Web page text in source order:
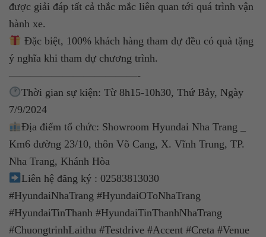
được giải đáp tất cả thắc mắc liên quan tới quá trình vận
hành xe.
Đặc biệt, 100% khách hàng tham dự đều có quà tặng
ý nghĩa khi tham dự chương trình.
————————————-
Thời gian sự kiện: Từ 8h15-10h30, Thứ Bảy, Ngày
7/9/2024
Địa điểm tổ chức: Showroom Hyundai Nha Trang _
Km6 đường 23/10, thôn Võ Cang, X. Vĩnh Trung, TP.
Nha Trang, Khánh Hòa
Liên hệ đăng ký : 02583813030
#HyundaiNhaTrang #HyundaiOToNhaTrang
#HyundaiTinThanh #HyundaiTinThanhNhaTrang
#ChuongtrinhLaithu #Testdrive #Accent #Creta #Venue